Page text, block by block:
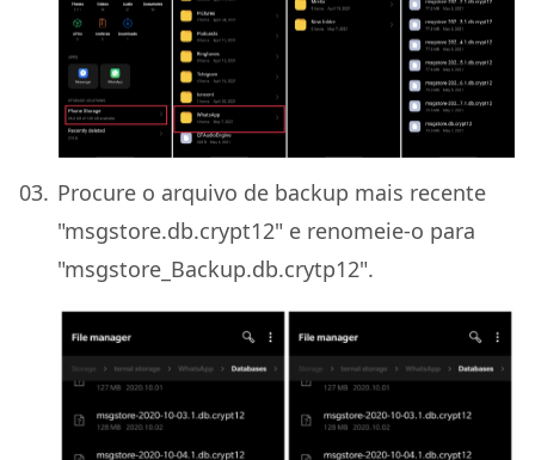
Procure o arquivo de backup mais recente
"msgstore.db.crypt12" e renomeie-o para
"msgstore_Backup.db.crytp12".